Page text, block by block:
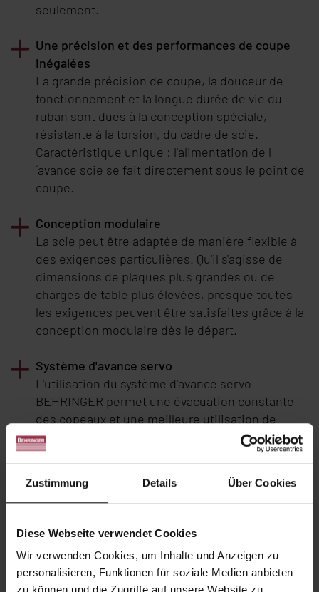
Zustimmung Details Über Cookies
Diese Webseite verwendet Cookies
Wir verwenden Cookies, um Inhalte und Anzeigen zu
personalisieren, Funktionen für soziale Medien anbieten
seulement.
Une précision et des performances de coupe
inégalées
La grande précision de coupe, la douceur de
fonctionnement et la longue durée de vie du
ruban sont dues à la conception spéciale,
résistante à la torsion, du cadre de scie.
Caractéristique unique : l'alimentation de l
´avance scie se fait directement sous le point de
coupe.
Conception modulaire
La scie peut être adaptée de manière flexible à
des exigences particulières. Qu'il s'agisse de
dimensions de plaques plus grandes ou de
charges de table plus élevées, presque toutes
les exigences peuvent être satisfaites grâce à la
conception modulaire dès le départ.
Système d'avance servo
L'utilisation du système d'avance servo
BEHRINGER permet une évacuation constante
des copeaux et une meilleure utilisation de
l'efficacité des rubans modernes. La réaction
rapide du système d'avance asservi au système
empêche systématiquement les surcharges et
l'usure prématurée des rubans.
Le mode de coupe longitudinales est
caractéristique des scies à ruban pour plaques